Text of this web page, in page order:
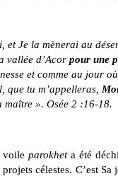
et Je la mènerai au
vallée d’Acor pour une
et comme au jour
tu m’appelleras,
maître ». Osée 2 :16-18.
voile parokheta été
célestes. C’est